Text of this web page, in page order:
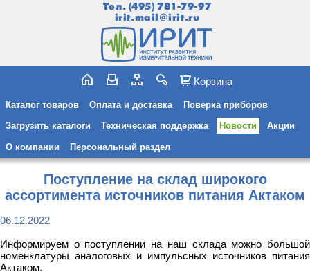
Тел. (495) 781-79-97
irit.mail@irit.ru
Корзина
Каталог товаров Оплата и доставка Поверка приборов
Загрузить каталоги Техническая поддержка Новости Акции
О компании Персональный раздел
Поступление на склад широкого
ассортимента источников питания Актаком
06.12.2022
Информируем о поступлении на наш склада можно большой
номенклатуры аналоговых и импульсных источников питания
Актаком.